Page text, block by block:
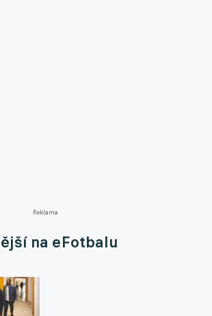
Reklama
na eFotbalu